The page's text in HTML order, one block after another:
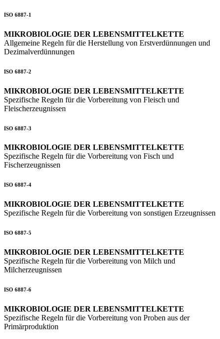
ISO 6887-1
MIKROBIOLOGIE DER LEBENSMITTELKETTE
Allgemeine Regeln für die Herstellung von Erstverdünnungen und
Dezimalverdünnungen
ISO 6887-2
MIKROBIOLOGIE DER LEBENSMITTELKETTE
Spezifische Regeln für die Vorbereitung von Fleisch und
Fleischerzeugnissen
ISO 6887-3
MIKROBIOLOGIE DER LEBENSMITTELKETTE
Spezifische Regeln für die Vorbereitung von Fisch und
Fischerzeugnissen
ISO 6887-4
MIKROBIOLOGIE DER LEBENSMITTELKETTE
Spezifische Regeln für die Vorbereitung von sonstigen Erzeugnissen
ISO 6887-5
MIKROBIOLOGIE DER LEBENSMITTELKETTE
Spezifische Regeln für die Vorbereitung von Milch und
Milcherzeugnissen
ISO 6887-6
MIKROBIOLOGIE DER LEBENSMITTELKETTE
Spezifische Regeln für die Vorbereitung von Proben aus der
Primärproduktion